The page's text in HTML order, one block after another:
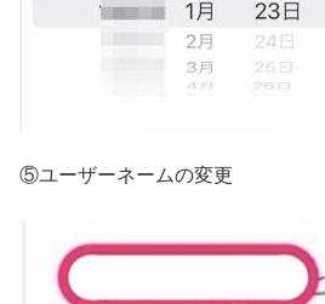
⑤ユーザーネームの変更